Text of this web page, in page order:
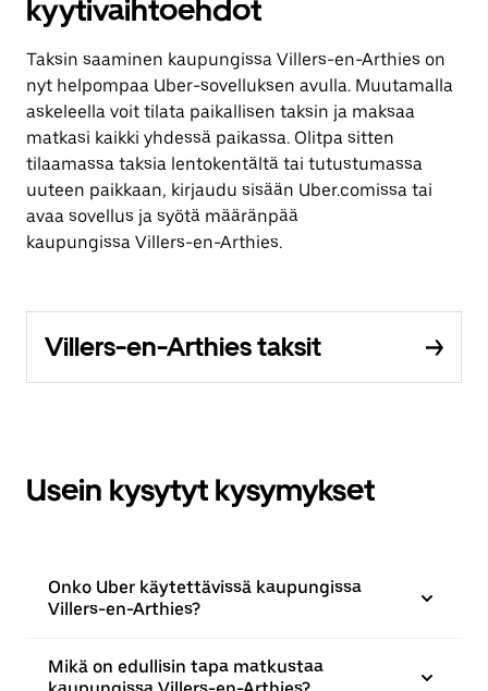
kyytivaihtoehdot
Taksin saaminen kaupungissa Villers-en-Arthies on
nyt helpompaa Uber-sovelluksen avulla. Muutamalla
askeleella voit tilata paikallisen taksin ja maksaa
matkasi kaikki yhdessä paikassa. Olitpa sitten
tilaamassa taksia lentokentältä tai tutustumassa
uuteen paikkaan, kirjaudu sisään Uber.comissa tai
avaa sovellus ja syötä määränpää
kaupungissa Villers-en-Arthies.
Villers-en-Arthies taksit
Usein kysytyt kysymykset
Onko Uber käytettävissä kaupungissa
Villers-en-Arthies?
Mikä on edullisin tapa matkustaa